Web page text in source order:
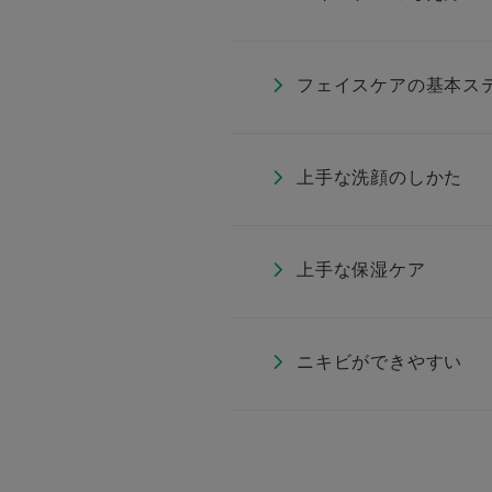
フェイスケアの基本ス
上手な洗顔のしかた
上手な保湿ケア
ニキビができやすい